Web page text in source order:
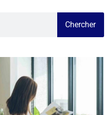
Chercher